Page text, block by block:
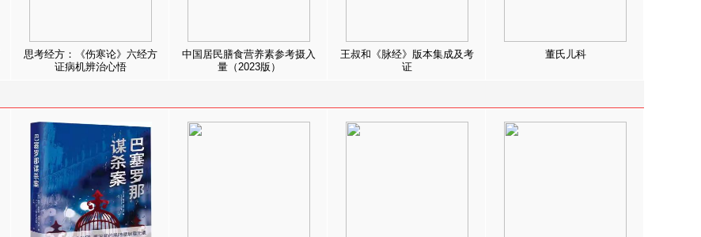
思考经方：《伤寒论》六经方
证病机辨治心悟
中国居民膳食营养素参考摄入
量（2023版）
王叔和《脉经》版本集成及考
证
董氏儿科